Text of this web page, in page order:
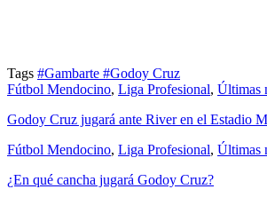
Tags #Gambarte #Godoy Cruz
Fútbol Mendocino, Liga Profesional, Últimas
Godoy Cruz jugará ante River en el Estadio
Fútbol Mendocino, Liga Profesional, Últimas
¿En qué cancha jugará Godoy Cruz?